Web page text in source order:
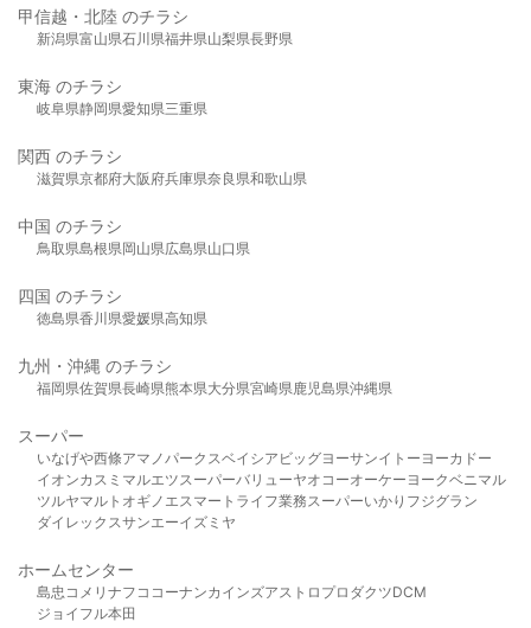
甲信越・北陸 のチラシ
新潟県富山県石川県福井県山梨県長野県
東海 のチラシ
岐阜県静岡県愛知県三重県
関西 のチラシ
滋賀県京都府大阪府兵庫県奈良県和歌山県
中国 のチラシ
鳥取県島根県岡山県広島県山口県
四国 のチラシ
徳島県香川県愛媛県高知県
九州・沖縄 のチラシ
福岡県佐賀県長崎県熊本県大分県宮崎県鹿児島県沖縄県
スーパー
いなげや西條アマノパークスベイシア ビッグヨーサンイトーヨーカドー
イオンカスミ マルエツスーパーバリューヤオコーオーケー ヨークベニマル
ツルヤマルト オギノ エスマート ライフ業務スーパーいかり フジグラン
ダイレックスサンエーイズミヤ
ホームセンター
島忠 コメリ ナフコ コーナンカインズアストロプロダクツDCM
ジョイフル本田